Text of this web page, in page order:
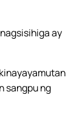
ay
sangpu ng